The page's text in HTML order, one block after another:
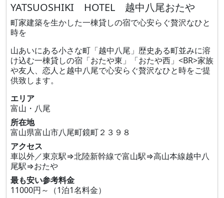
YATSUOSHIKI HOTEL 越中八尾おたや
町家建築を生かした一棟貸しの宿で心安らぐ贅沢なひと
時を
山あいにある小さな町「越中八尾」歴史ある町並みに溶
け込む一棟貸しの宿「おたや東」「おたや西」<BR>家族
や友人、恋人と越中八尾で心安らぐ贅沢なひと時をご提
供致します。
エリア
富山・八尾
所在地
富山県富山市八尾町鏡町２３９８
アクセス
車以外／東京駅⇒北陸新幹線で富山駅⇒高山本線越中八
尾駅⇒おたや
最も安い参考料金
11000円～（1泊1名料金）